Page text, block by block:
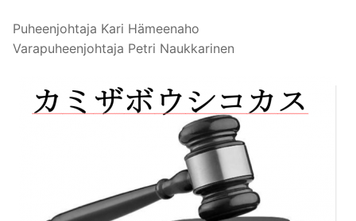
Puheenjohtaja Kari Hämeenaho
Varapuheenjohtaja Petri Naukkarinen